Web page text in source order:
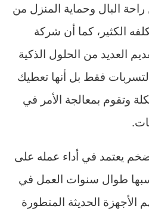
البال وحماية المنزل من
الكثير، كما أن شركة
العديد من الحلول الذكية
فقط بل أنها تعطيك
وتقوم بمعالجة الأمر في
يعتمد في أداء عمله على
طوال سنوات العمل في
الأجهزة الحديثة المتطورة